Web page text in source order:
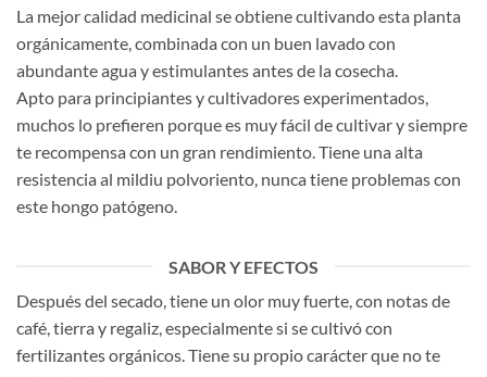
La mejor calidad medicinal se obtiene cultivando esta planta
orgánicamente, combinada con un buen lavado con
abundante agua y estimulantes antes de la cosecha.
Apto para principiantes y cultivadores experimentados,
muchos lo prefieren porque es muy fácil de cultivar y siempre
te recompensa con un gran rendimiento. Tiene una alta
resistencia al mildiu polvoriento, nunca tiene problemas con
este hongo patógeno.
SABOR Y EFECTOS
Después del secado, tiene un olor muy fuerte, con notas de
café, tierra y regaliz, especialmente si se cultivó con
fertilizantes orgánicos. Tiene su propio carácter que no te